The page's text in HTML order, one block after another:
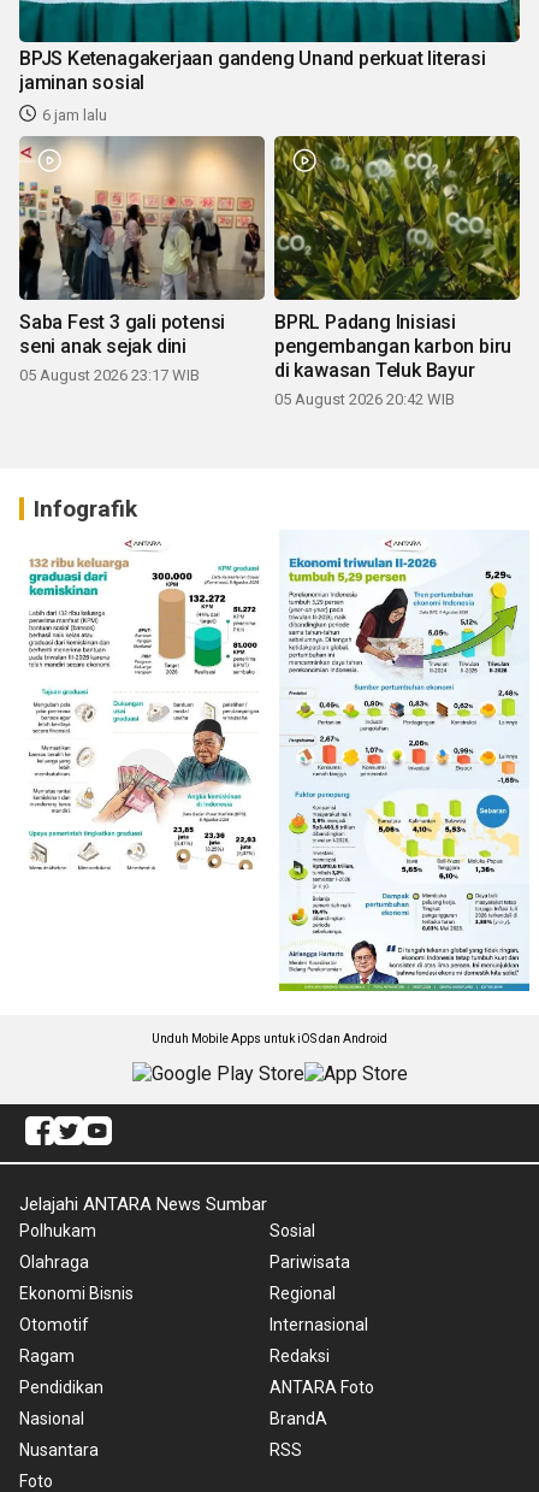
BPJS Ketenagakerjaan gandeng Unand perkuat literasi
jaminan sosial
6 jam lalu
Saba Fest 3 gali potensi
seni anak sejak dini
05 August 2026 23:17 WIB
BPRL Padang Inisiasi
pengembangan karbon biru
di kawasan Teluk Bayur
05 August 2026 20:42 WIB
Infografik
Unduh Mobile Apps untuk iOS dan Android
Jelajahi ANTARA News Sumbar
Polhukam
Olahraga
Ekonomi Bisnis
Otomotif
Ragam
Pendidikan
Nasional
Nusantara
Foto
Sosial
Pariwisata
Regional
Internasional
Redaksi
ANTARA Foto
BrandA
RSS